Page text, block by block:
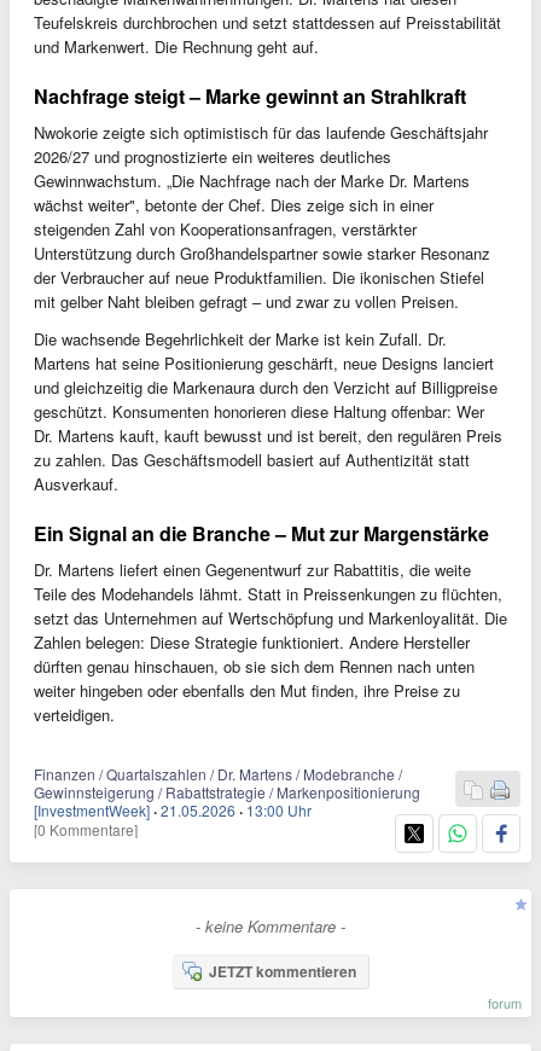
Teufelskreis durchbrochen und setzt stattdessen auf Preisstabilität
und Markenwert. Die Rechnung geht auf.
Nachfrage steigt – Marke gewinnt an Strahlkraft
Nwokorie zeigte sich optimistisch für das laufende Geschäftsjahr
2026/27 und prognostizierte ein weiteres deutliches
Gewinnwachstum. „Die Nachfrage nach der Marke Dr. Martens
wächst weiter", betonte der Chef. Dies zeige sich in einer
steigenden Zahl von Kooperationsanfragen, verstärkter
Unterstützung durch Großhandelspartner sowie starker Resonanz
der Verbraucher auf neue Produktfamilien. Die ikonischen Stiefel
mit gelber Naht bleiben gefragt – und zwar zu vollen Preisen.
Die wachsende Begehrlichkeit der Marke ist kein Zufall. Dr.
Martens hat seine Positionierung geschärft, neue Designs lanciert
und gleichzeitig die Markenaura durch den Verzicht auf Billigpreise
geschützt. Konsumenten honorieren diese Haltung offenbar: Wer
Dr. Martens kauft, kauft bewusst und ist bereit, den regulären Preis
zu zahlen. Das Geschäftsmodell basiert auf Authentizität statt
Ausverkauf.
Ein Signal an die Branche – Mut zur Margenstärke
Dr. Martens liefert einen Gegenentwurf zur Rabattitis, die weite
Teile des Modehandels lähmt. Statt in Preissenkungen zu flüchten,
setzt das Unternehmen auf Wertschöpfung und Markenloyalität. Die
Zahlen belegen: Diese Strategie funktioniert. Andere Hersteller
dürften genau hinschauen, ob sie sich dem Rennen nach unten
weiter hingeben oder ebenfalls den Mut finden, ihre Preise zu
verteidigen.
Finanzen / Quartalszahlen / Dr. Martens / Modebranche /
Gewinnsteigerung / Rabattstrategie / Markenpositionierung
[InvestmentWeek] ·21.05.2026 · 13:00 Uhr
[0 Kommentare]
- keine Kommentare -
JETZT kommentieren
forum